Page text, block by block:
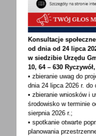
POWRÓT
POPRZEDNI
Spodobała Ci się
- to dla Ciebie
bardzo
Konsultacje
od dnia od 24 lipca
w siedzibie Urzędu
10, 64 – 630
• zbieranie uwag do
dnia 24 lipca 2026 r. do
• zbieranie wniosków i
środowisko w terminie
sierpnia 2026 r.;
• spotkanie otwarte
planowania